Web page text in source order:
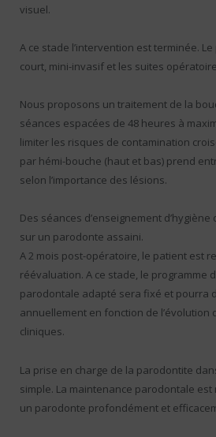
visuel.
A ce stade l’intervention est terminée.
court, mini-invasif et les suites
Nous proposons un traitement de la
séances espacées de 48 heures à
limiter les risques de contamination
par hémi-bouche (haut et bas) prend
selon l’importance des lésions.
Des séances d’enseignement
sur un parodonte assaini.
A 2 mois post-opératoire, le patient est
réévaluation. A ce stade, le programme
parodontale adapté sera fixé et pourra
annuellement en fonction de l’évolution
cliniques.
La prise en charge de la parodontite
simple. La maintenance parodontale
un parodonte profondément et